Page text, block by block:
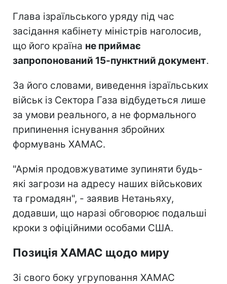
Глава ізраїльського уряду під час
засідання кабінету міністрів наголосив,
що його країна не приймає
запропонований 15-пунктний документ.
За його словами, виведення ізраїльських
військ із Сектора Газа відбудеться лише
за умови реального, а не формального
припинення існування збройних
формувань ХАМАС.
"Армія продовжуватиме зупиняти будь-
які загрози на адресу наших військових
та громадян", - заявив Нетаньяху,
додавши, що наразі обговорює подальші
кроки з офіційними особами США.
Позиція ХАМАС щодо миру
Зі свого боку угруповання ХАМАС